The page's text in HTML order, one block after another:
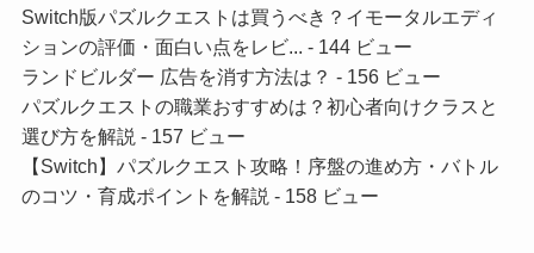
Switch版パズルクエストは買うべき？イモータルエディ
ションの評価・面白い点をレビ... - 144 ビュー
ランドビルダー 広告を消す方法は？ - 156 ビュー
パズルクエストの職業おすすめは？初心者向けクラスと
選び方を解説 - 157 ビュー
【Switch】パズルクエスト攻略！序盤の進め方・バトル
のコツ・育成ポイントを解説 - 158 ビュー